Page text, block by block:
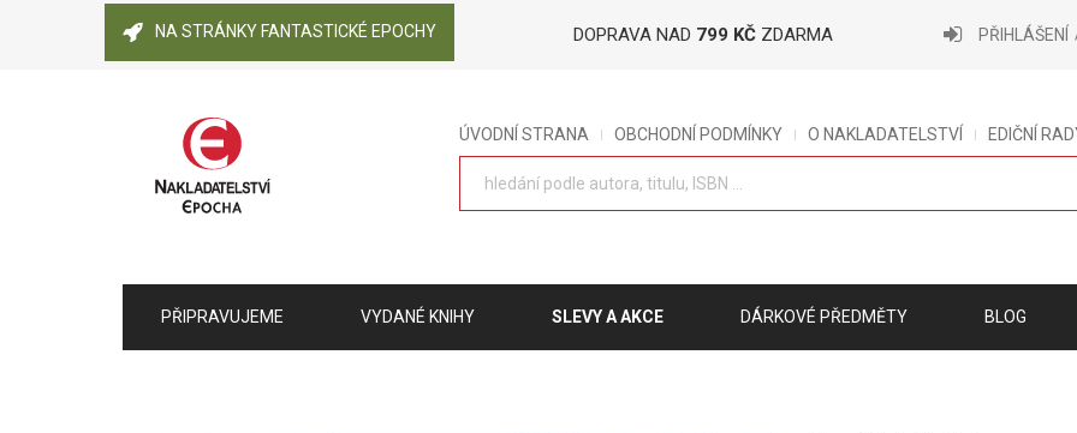
NA STRÁNKY FANTASTICKÉ EPOCHY DOPRAVA NAD 799 KČ ZDARMA PŘIHLÁŠENÍ
ÚVODNÍ STRANA OBCHODNÍ PODMÍNKY O NAKLADATELSTVÍ EDIČNÍ
PŘIPRAVUJEME VYDANÉ KNIHY SLEVY A AKCE DÁRKOVÉ PŘEDMĚTY BLOG